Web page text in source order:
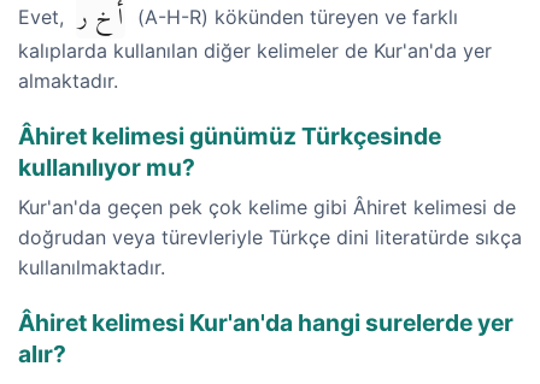
Evet, أ خ ر
(A-H-R) kökünden türeyen ve farklı
kalıplarda kullanılan diğer kelimeler de Kur'an'da yer
almaktadır.
Âhiret kelimesi günümüz Türkçesinde
kullanılıyor mu?
Kur'an'da geçen pek çok kelime gibi Âhiret kelimesi de
doğrudan veya türevleriyle Türkçe dini literatürde sıkça
kullanılmaktadır.
Âhiret kelimesi Kur'an'da hangi surelerde yer
alır?